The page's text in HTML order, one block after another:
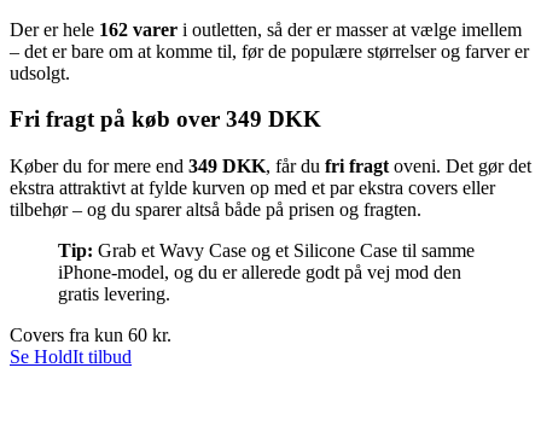
Der er hele 162 varer i outletten, så der er masser at vælge imellem
– det er bare om at komme til, før de populære størrelser og farver er
udsolgt.
Fri fragt på køb over 349 DKK
Køber du for mere end 349 DKK, får du fri fragt oveni. Det gør det
ekstra attraktivt at fylde kurven op med et par ekstra covers eller
tilbehør – og du sparer altså både på prisen og fragten.
Tip: Grab et Wavy Case og et Silicone Case til samme
iPhone-model, og du er allerede godt på vej mod den
gratis levering.
Covers fra kun 60 kr.
Se HoldIt tilbud